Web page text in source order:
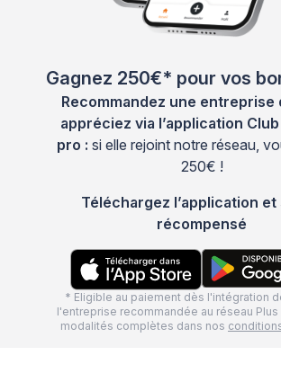
Gagnez 250€* pour vos
Recommandez une entreprise
appréciez via l’application
pro : si elle rejoint notre réseau,
250€ !
Téléchargez l’application et
récompensé
* Eligible au paiement dès l'intégration
l'entreprise recommandée au réseau Plus
modalités complètes dans nos